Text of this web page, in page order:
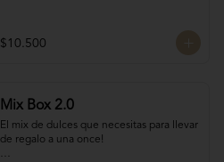
rellenos con manjar blanco
4 Volcanes Ckachi
$10.500
Mix Box 2.0
El mix de dulces que necesitas para llevar
de regalo a una once!